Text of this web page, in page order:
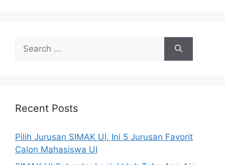
Recent Posts
Pilih Jurusan SIMAK UI, Ini 5 Jurusan Favorit
Calon Mahasiswa UI